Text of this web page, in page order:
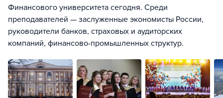
Финансового университета сегодня. Среди
преподавателей — заслуженные экономисты России,
руководители банков, страховых и аудиторских
компаний, финансово-промышленных структур.